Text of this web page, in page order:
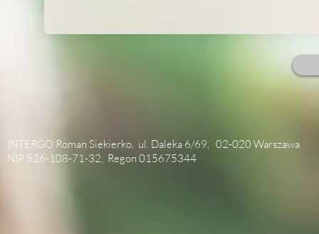
INTERGO Roman Siekierko, ul. Daleka 6/69, 02-020 Warszawa
NIP 526-108-71-32, Regon 015675344